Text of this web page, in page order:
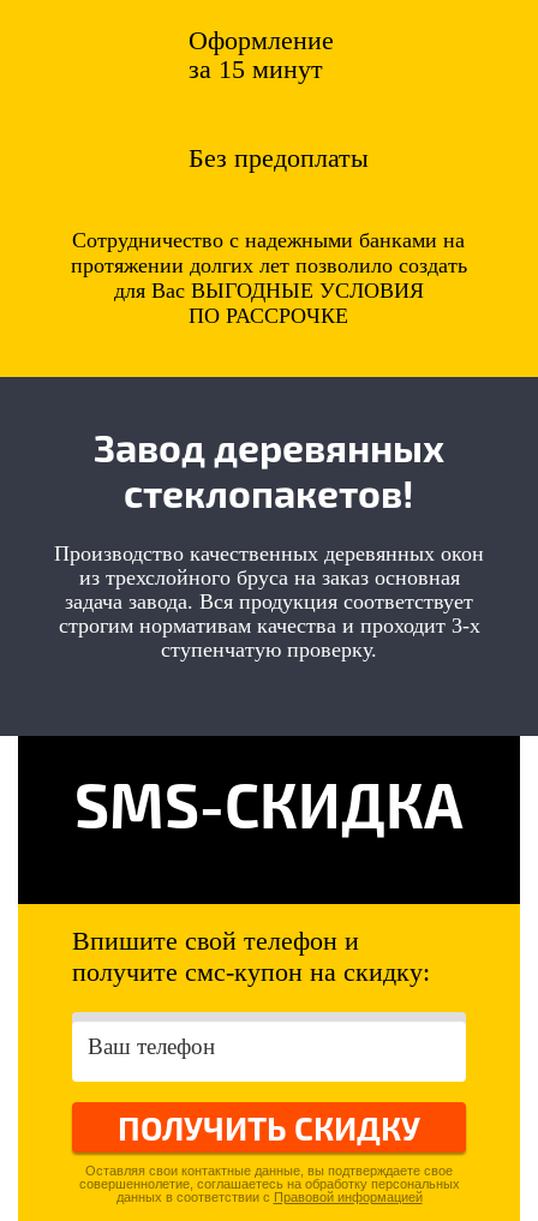
Оформление
за 15 минут
Без предоплаты
Сотрудничество с надежными банками на
протяжении долгих лет позволило создать
для Вас ВЫГОДНЫЕ УСЛОВИЯ
ПО РАССРОЧКЕ
Завод деревянных
стеклопакетов!
Производство качественных деревянных окон
из трехслойного бруса на заказ основная
задача завода. Вся продукция соответствует
строгим нормативам качества и проходит 3-х
ступенчатую проверку.
SMS-СКИДКА
Впишите свой телефон и
получите смс-купон на скидку:
ПОЛУЧИТЬ СКИДКУ
Оставляя свои контактные данные, вы подтверждаете свое
совершеннолетие, соглашаетесь на обработку персональных
данных в соответствии с Правовой информацией